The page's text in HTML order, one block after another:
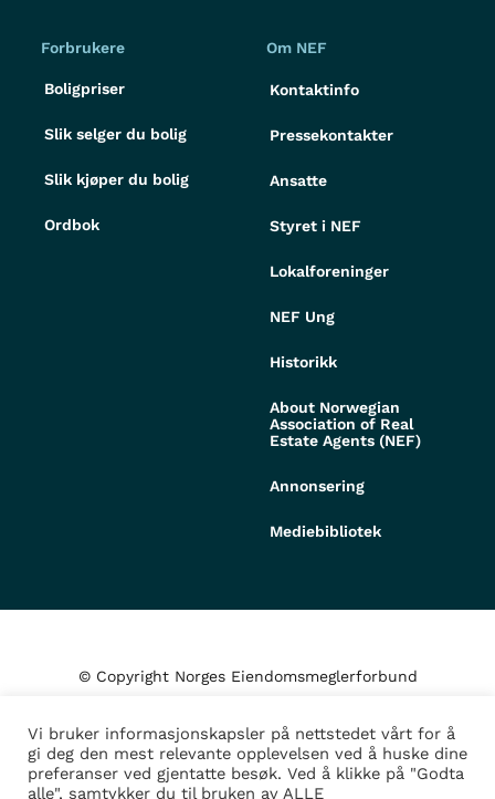
Forbrukere
Boligpriser
Slik selger du bolig
Slik kjøper du bolig
Ordbok
Om NEF
Kontaktinfo
Pressekontakter
Ansatte
Styret i NEF
Lokalforeninger
NEF Ung
Historikk
About Norwegian
Association of Real
Estate Agents (NEF)
Annonsering
Mediebibliotek
© Copyright Norges Eiendomsmeglerforbund
Personvern og cookies
Vi bruker informasjonskapsler på nettstedet vårt for å
gi deg den mest relevante opplevelsen ved å huske dine
preferanser ved gjentatte besøk. Ved å klikke på "Godta
alle", samtykker du til bruken av ALLE